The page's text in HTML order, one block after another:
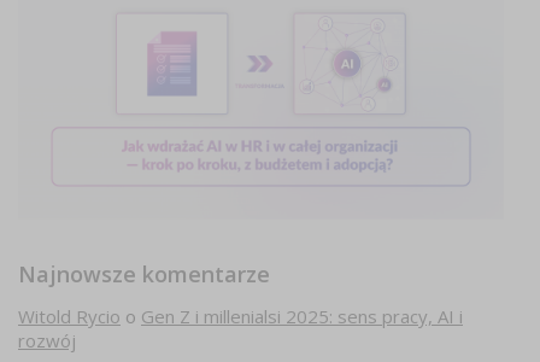
Najnowsze komentarze
Witold Rycio o Gen Z i millenialsi 2025: sens pracy, AI i
rozwój